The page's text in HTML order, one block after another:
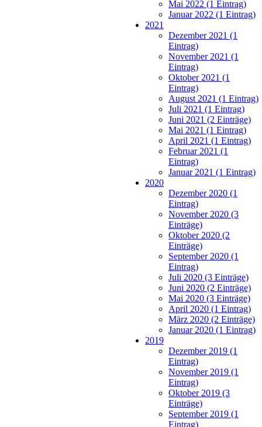
Mai 2022 (1 Eintrag)
Januar 2022 (1 Eintrag)
2021
Dezember 2021 (1
Eintrag)
November 2021 (1
Eintrag)
Oktober 2021 (1
Eintrag)
August 2021 (1 Eintrag)
Juli 2021 (1 Eintrag)
Juni 2021 (2 Einträge)
Mai 2021 (1 Eintrag)
April 2021 (1 Eintrag)
Februar 2021 (1
Eintrag)
Januar 2021 (1 Eintrag)
2020
Dezember 2020 (1
Eintrag)
November 2020 (3
Einträge)
Oktober 2020 (2
Einträge)
September 2020 (1
Eintrag)
Juli 2020 (3 Einträge)
Juni 2020 (2 Einträge)
Mai 2020 (3 Einträge)
April 2020 (1 Eintrag)
März 2020 (2 Einträge)
Januar 2020 (1 Eintrag)
2019
Dezember 2019 (1
Eintrag)
November 2019 (1
Eintrag)
Oktober 2019 (3
Einträge)
September 2019 (1
Eintrag)